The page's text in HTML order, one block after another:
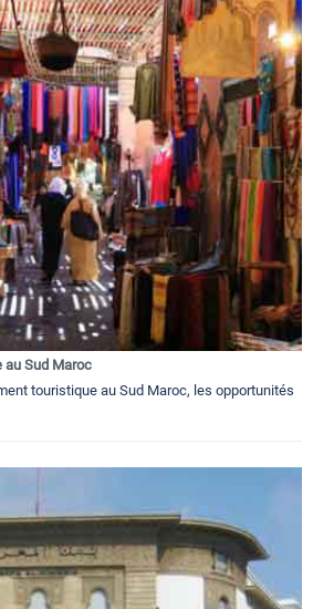
au Sud Maroc
touristique au Sud Maroc, les opportunités